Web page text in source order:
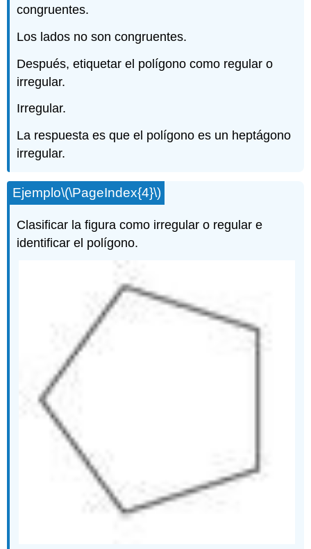
congruentes.
Los lados no son congruentes.
Después, etiquetar el polígono como regular o
irregular.
Irregular.
La respuesta es que el polígono es un heptágono
irregular.
Ejemplo\(\PageIndex{4}\)
Clasificar la figura como irregular o regular e
identificar el polígono.